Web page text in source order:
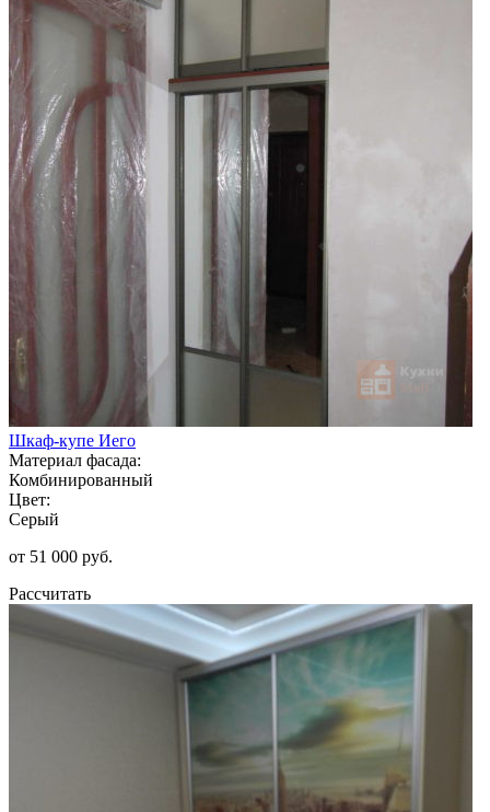
Шкаф-купе Иего
Материал фасада:
Комбинированный
Цвет:
Серый
от 51 000 руб.
Рассчитать